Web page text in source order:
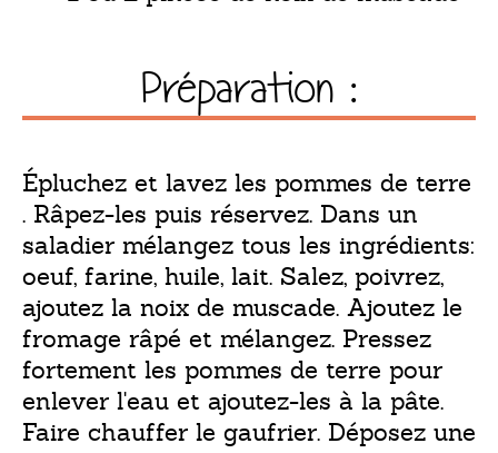
Préparation :
Épluchez et lavez les pommes de terre
. Râpez-les puis réservez. Dans un
saladier mélangez tous les ingrédients:
oeuf, farine, huile, lait. Salez, poivrez,
ajoutez la noix de muscade. Ajoutez le
fromage râpé et mélangez. Pressez
fortement les pommes de terre pour
enlever l'eau et ajoutez-les à la pâte.
Faire chauffer le gaufrier. Déposez une